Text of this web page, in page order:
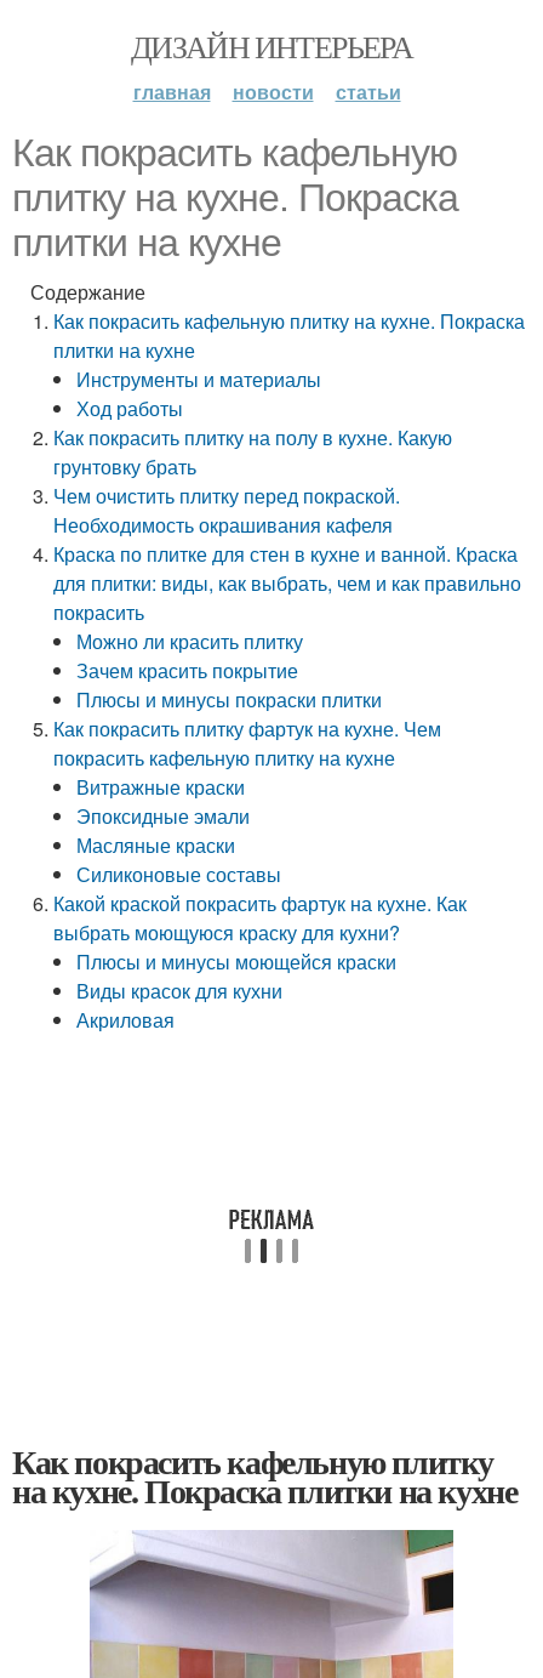
ДИЗАЙН ИНТЕРЬЕРА
главная новости статьи
Как покрасить кафельную
плитку на кухне. Покраска
плитки на кухне
Содержание
Как покрасить кафельную плитку на кухне. Покраска
плитки на кухне
Инструменты и материалы
Ход работы
Как покрасить плитку на полу в кухне. Какую
грунтовку брать
Чем очистить плитку перед покраской.
Необходимость окрашивания кафеля
Краска по плитке для стен в кухне и ванной. Краска
для плитки: виды, как выбрать, чем и как правильно
покрасить
Можно ли красить плитку
Зачем красить покрытие
Плюсы и минусы покраски плитки
Как покрасить плитку фартук на кухне. Чем
покрасить кафельную плитку на кухне
Витражные краски
Эпоксидные эмали
Масляные краски
Силиконовые составы
Какой краской покрасить фартук на кухне. Как
выбрать моющуюся краску для кухни?
Плюсы и минусы моющейся краски
Виды красок для кухни
Акриловая
Как покрасить кафельную плитку
на кухне. Покраска плитки на кухне